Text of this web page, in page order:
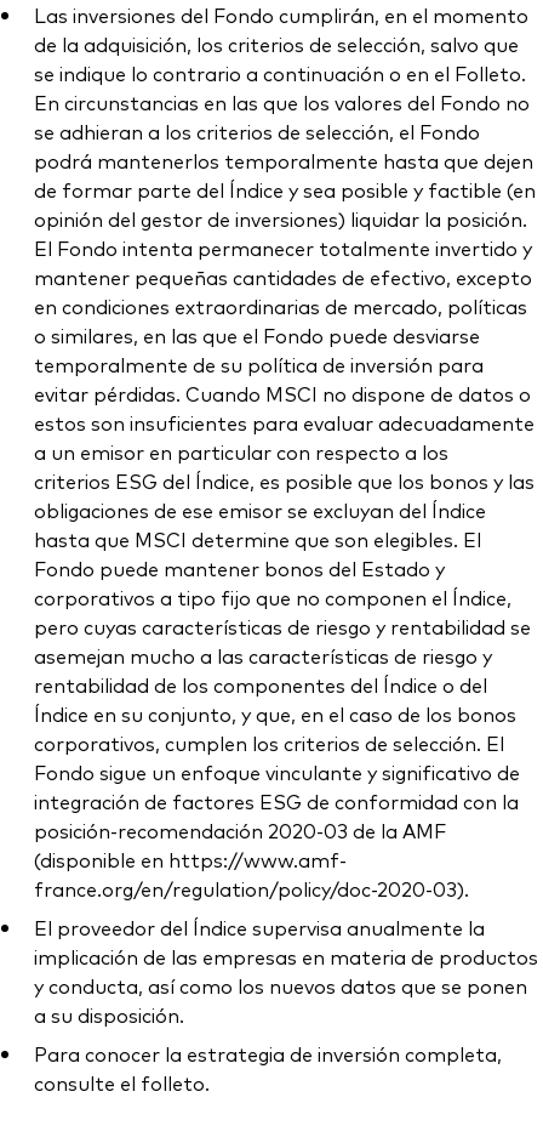
Las inversiones del Fondo cumplirán, en el momento
de la adquisición, los criterios de selección, salvo que
se indique lo contrario a continuación o en el Folleto.
En circunstancias en las que los valores del Fondo no
se adhieran a los criterios de selección, el Fondo
podrá mantenerlos temporalmente hasta que dejen
de formar parte del Índice y sea posible y factible (en
opinión del gestor de inversiones) liquidar la posición.
El Fondo intenta permanecer totalmente invertido y
mantener pequeñas cantidades de efectivo, excepto
en condiciones extraordinarias de mercado, políticas
o similares, en las que el Fondo puede desviarse
temporalmente de su política de inversión para
evitar pérdidas. Cuando MSCI no dispone de datos o
estos son insuficientes para evaluar adecuadamente
a un emisor en particular con respecto a los
criterios ESG del Índice, es posible que los bonos y las
obligaciones de ese emisor se excluyan del Índice
hasta que MSCI determine que son elegibles. El
Fondo puede mantener bonos del Estado y
corporativos a tipo fijo que no componen el Índice,
pero cuyas características de riesgo y rentabilidad se
asemejan mucho a las características de riesgo y
rentabilidad de los componentes del Índice o del
Índice en su conjunto, y que, en el caso de los bonos
corporativos, cumplen los criterios de selección. El
Fondo sigue un enfoque vinculante y significativo de
integración de factores ESG de conformidad con la
posición-recomendación 2020-03 de la AMF
(disponible en https://www.amf-
france.org/en/regulation/policy/doc-2020-03).
El proveedor del Índice supervisa anualmente la
implicación de las empresas en materia de productos
y conducta, así como los nuevos datos que se ponen
a su disposición.
Para conocer la estrategia de inversión completa,
consulte el folleto.